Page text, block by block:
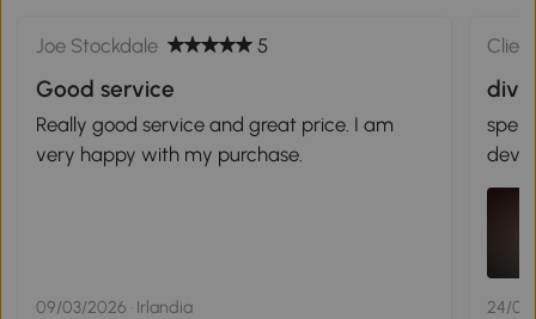
Joe Stockdale 5
Good service
Really good service and great price. I am
very happy with my purchase.
09/03/2026 · Irlandia
deve
24/